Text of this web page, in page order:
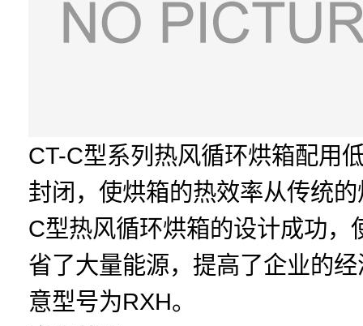
CT-C型系列热风循环烘箱配用
封闭，使烘箱的热效率从传统
C型热风循环烘箱的设计成功
省了大量能源，提高了企业的
意型号为RXH。